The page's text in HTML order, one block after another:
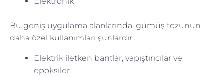
Bu geniş uygulama alanlarında, gümüş tozunun
daha özel kullanımları şunlardır:
Elektrik iletken bantlar, yapıştırıcılar ve
epoksiler